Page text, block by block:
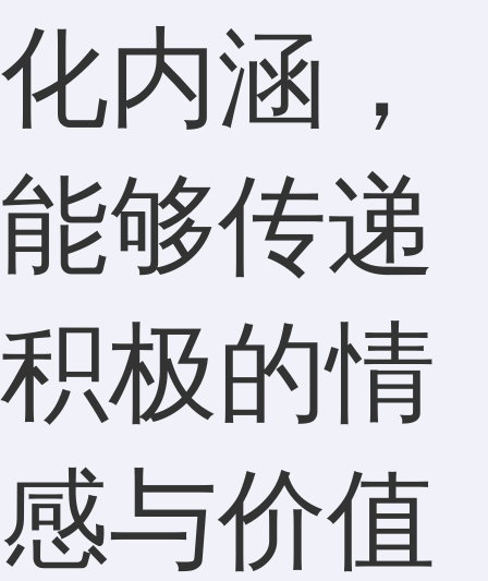
化内涵，
能够传递
积极的情
感与价值